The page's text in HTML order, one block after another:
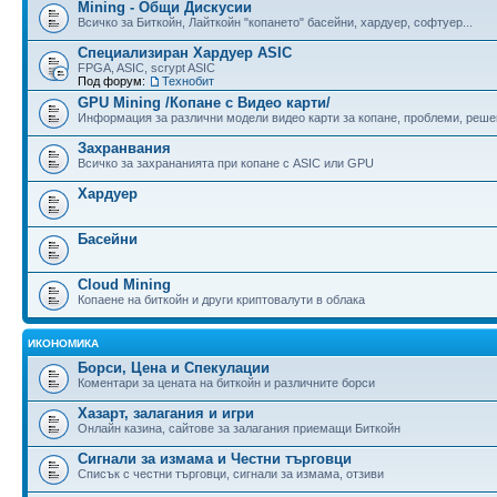
Mining - Общи Дискусии
Всичко за Биткойн, Лайткойн "копането" басейни, хардуер, софтуер...
Специализиран Хардуер ASIC
FPGA, ASIC, scrypt ASIC
Под форум:
Технобит
GPU Mining /Копане с Видео карти/
Информация за различни модели видео карти за копане, проблеми,
Захранвания
Всичко за захрананията при копане с ASIC или GPU
Хардуер
Басейни
Cloud Mining
Копаене на биткойн и други криптовалути в облака
ИКОНОМИКА
Борси, Цена и Спекулации
Коментари за цената на биткойн и различните борси
Хазарт, залагания и игри
Онлайн казина, сайтове за залагания приемащи Биткойн
Сигнали за измама и Честни търговци
Списък с честни търговци, сигнали за измама, отзиви